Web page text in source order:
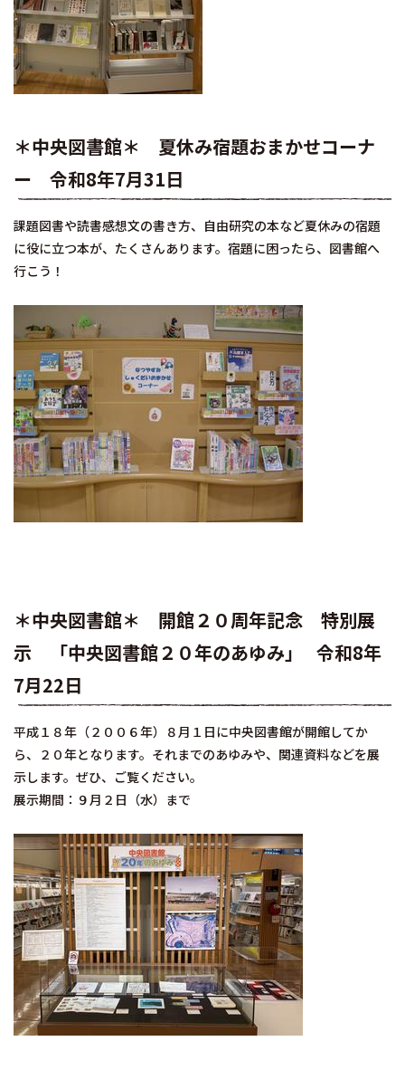
＊中央図書館＊ 夏休み宿題おまかせコーナ
ー 令和8年7月31日
課題図書や読書感想文の書き方、自由研究の本など夏休みの宿題
に役に立つ本が、たくさんあります。宿題に困ったら、図書館へ
行こう！
＊中央図書館＊ 開館２０周年記念 特別展
示 「中央図書館２０年のあゆみ」 令和8年
7月22日
平成１８年（２００６年）８月１日に中央図書館が開館してか
ら、２０年となります。それまでのあゆみや、関連資料などを展
示します。ぜひ、ご覧ください。
展示期間：９月２日（水）まで